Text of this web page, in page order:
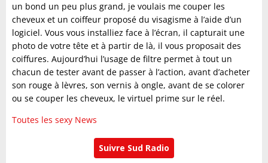
un bond un peu plus grand, je voulais me couper les
cheveux et un coiffeur proposé du visagisme à l’aide d’un
logiciel. Vous vous installiez face à l’écran, il capturait une
photo de votre tête et à partir de là, il vous proposait des
coiffures. Aujourd’hui l’usage de filtre permet à tout un
chacun de tester avant de passer à l’action, avant d’acheter
son rouge à lèvres, son vernis à ongle, avant de se colorer
ou se couper les cheveux, le virtuel prime sur le réel.
Toutes les sexy News
Suivre Sud Radio